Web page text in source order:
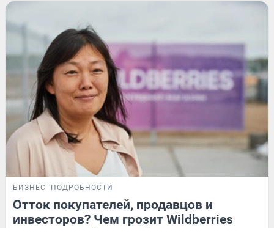
БИЗНЕС ПОДРОБНОСТИ
Отток покупателей, продавцов и
инвесторов? Чем грозит Wildberries